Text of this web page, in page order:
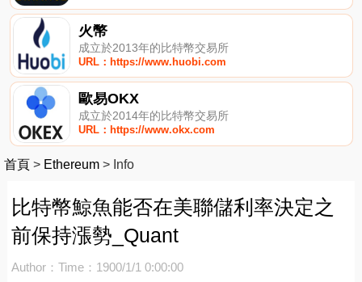
火幣
成立於2013年的比特幣交易所
URL：https://www.huobi.com
歐易OKX
成立於2014年的比特幣交易所
URL：https://www.okx.com
首頁 > Ethereum > Info
比特幣鯨魚能否在美聯儲利率決定之
前保持漲勢_Quant
Author： Time：1900/1/1 0:00:00